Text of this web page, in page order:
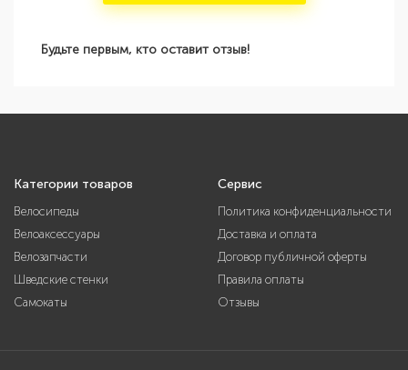
Будьте первым, кто оставит отзыв!
Категории товаров
Велосипеды
Велоаксессуары
Велозапчасти
Шведские стенки
Самокаты
Сервис
Политика конфиденциальности
Доставка и оплата
Договор публичной оферты
Правила оплаты
Отзывы